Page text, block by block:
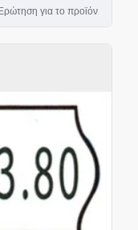
για το προϊόν